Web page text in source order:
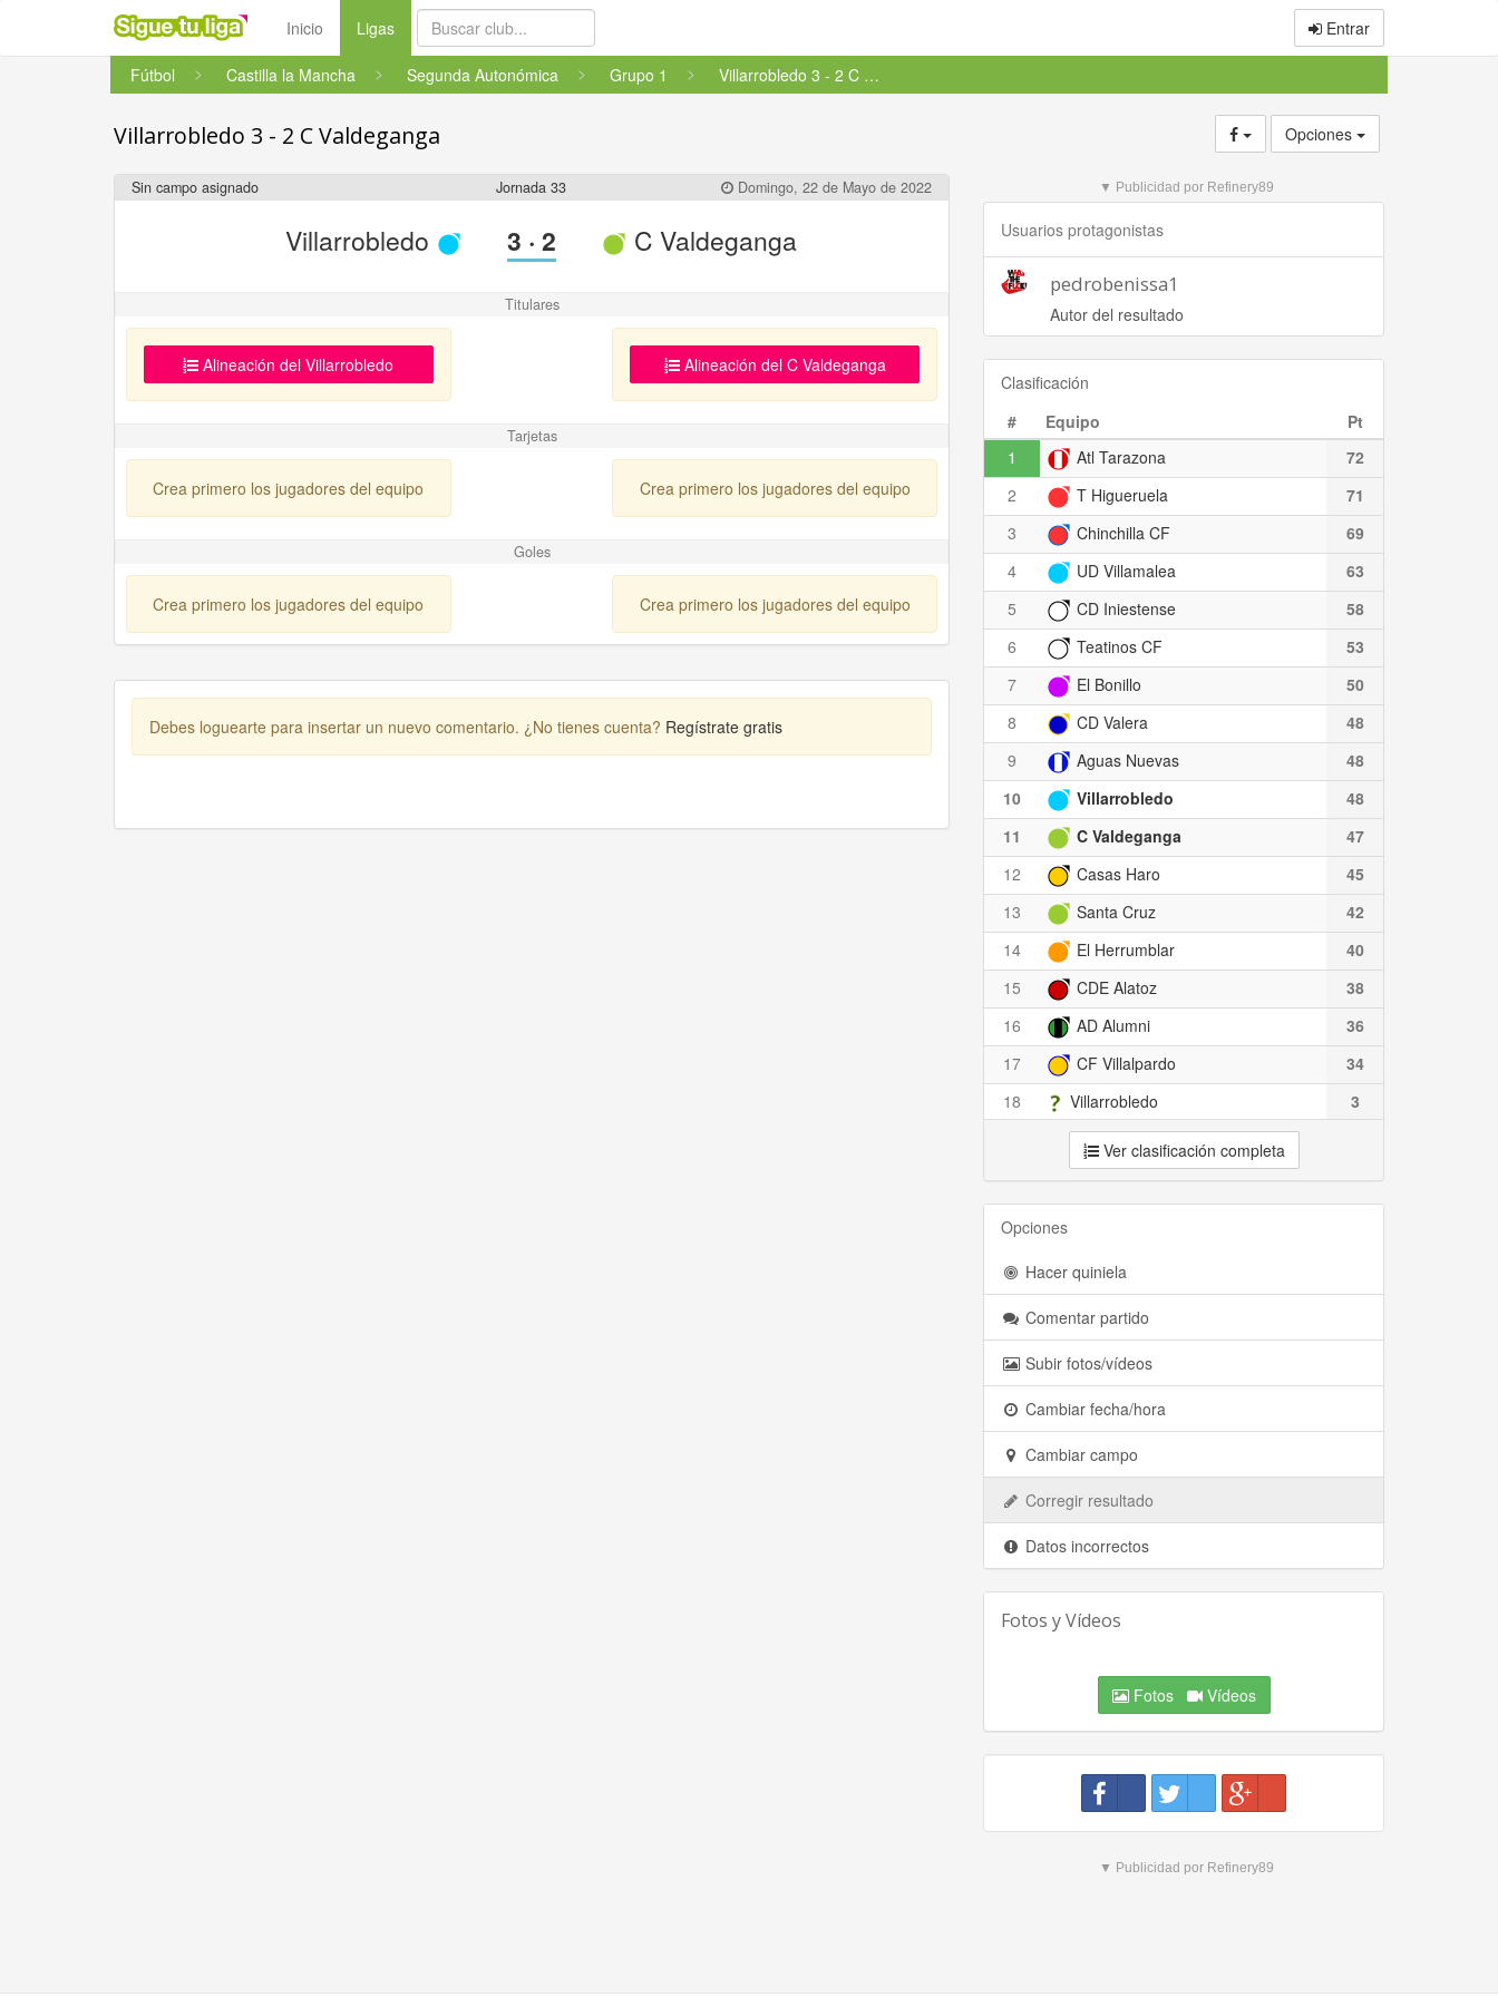
Inicio Ligas(current) Entrar
Fútbol Castilla la Mancha Segunda Autonómica Grupo 1 Villarrobledo 3 - 2 C Valdeganga
Villarrobledo 3 - 2 C Valdeganga Opciones
Sin campo asignado Jornada 33 Domingo, 22 de Mayo de 2022
Villarrobledo 3 · 2 C Valdeganga
Titulares
Alineación del Villarrobledo Alineación del C Valdeganga
Tarjetas
Crea primero los jugadores del equipo Crea primero los jugadores del equipo
Goles
Crea primero los jugadores del equipo Crea primero los jugadores del equipo
Debes loguearte para insertar un nuevo comentario. ¿No tienes cuenta? Regístrate gratis
▼ Publicidad por Refinery89
Usuarios protagonistas
pedrobenissa1
Autor del resultado
Clasificación
#
Equipo
Pt
1
Atl Tarazona
72
2
T Higueruela
71
3
Chinchilla CF
69
4
UD Villamalea
63
5
CD Iniestense
58
6
Teatinos CF
53
7
El Bonillo
50
8
CD Valera
48
9
Aguas Nuevas
48
10
Villarrobledo
48
11
C Valdeganga
47
12
Casas Haro
45
13
Santa Cruz
42
14
El Herrumblar
40
15
CDE Alatoz
38
16
AD Alumni
36
17
CF Villalpardo
34
18
Villarrobledo 3
Ver clasificación completa
Opciones
Hacer quiniela
Comentar partido
Subir fotos/vídeos
Cambiar fecha/hora
Cambiar campo
Corregir resultado
Datos incorrectos
Fotos y Vídeos
Fotos Vídeos
▼ Publicidad por Refinery89